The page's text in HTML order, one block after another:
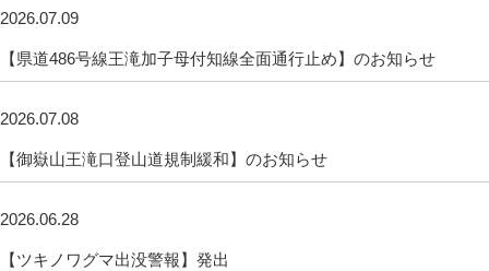
2026.07.09
【県道486号線王滝加子母付知線全面通行止め】のお知らせ
2026.07.08
【御嶽山王滝口登山道規制緩和】のお知らせ
2026.06.28
【ツキノワグマ出没警報】発出